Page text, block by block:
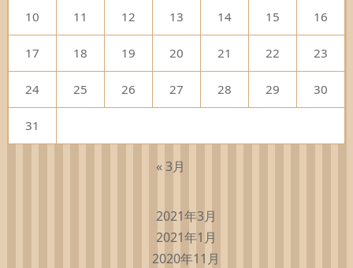
10 11 12 13 14 15 16
17 18 19 20 21 22 23
24 25 26 27 28 29 30
31
« 3月
2021年3月
2021年1月
2020年11月